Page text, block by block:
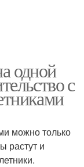
одной
с
можно только
растут и